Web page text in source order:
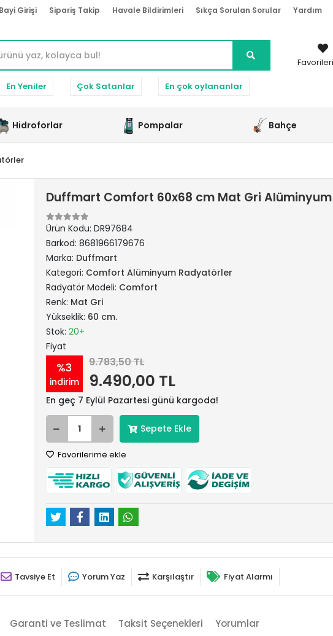
Bayi Girişi Sipariş Takip Havale Bildirimleri Sıkça Sorulan Sorular Yardım
En Yeniler Çok Satanlar En çok oylananlar
Hidroforlar Pompalar Bahçe
Duffmart Comfort 60x68 cm Mat Gri
Ürün Kodu: DR97684
Barkod: 8681966179676
Marka: Duffmart
Kategori: Comfort Alüminyum Radyatörler
Radyatör Modeli: Comfort
Renk: Mat Gri
Yükseklik: 60 cm.
Stok: 20+
Fiyat
%3
indirim
9.783,50 TL
9.490,00 TL
En geç 7 Eylül Pazartesi günü kargoda!
Sepete Ekle
Favorilerime ekle
Tavsiye Et Yorum Yaz Karşılaştır Fiyat Alarmı
Garanti ve Teslimat Taksit Seçenekleri Yorumlar